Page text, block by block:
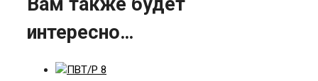
интересно…